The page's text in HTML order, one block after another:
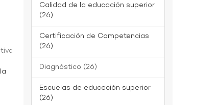
Calidad de la educación superior
(26)
Certificación de Competencias
(26)
Diagnóstico (26)
Escuelas de educación superior
(26)